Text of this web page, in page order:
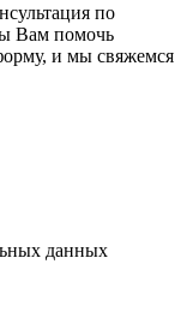
по
Вам помочь
и мы свяжемся
данных